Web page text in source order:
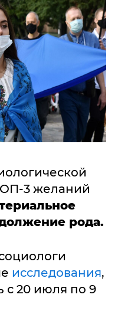
3 желаний
рода.
исследования,
с 20 июля по 9